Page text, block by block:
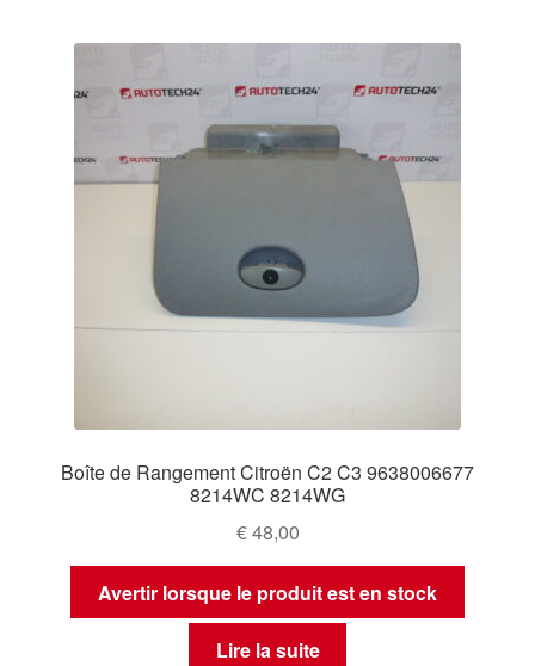
Panier
Plainte
Politique de confidentialité
Procédure de Réclamation
plus
au
ancien
Boîte de Rangement Citroën C2 C3 9638006677
8214WC 8214WG
€48,00
Avertir lorsque le produit est en stock
Lire la suite